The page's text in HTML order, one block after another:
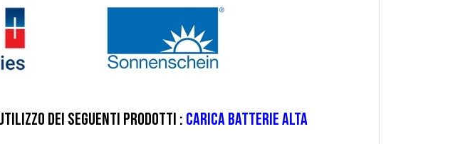
DEI SEGUENTI PRODOTTI : CARICA BATTERIE ALTA